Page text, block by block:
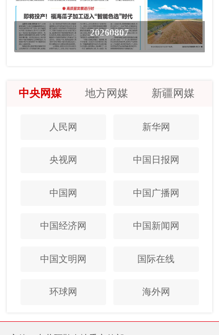
20260807
中央网媒 地方网媒 新疆网媒
人民网 新华网
央视网 中国日报网
中国网 中国广播网
中国经济网 中国新闻网
中国文明网 国际在线
环球网 海外网